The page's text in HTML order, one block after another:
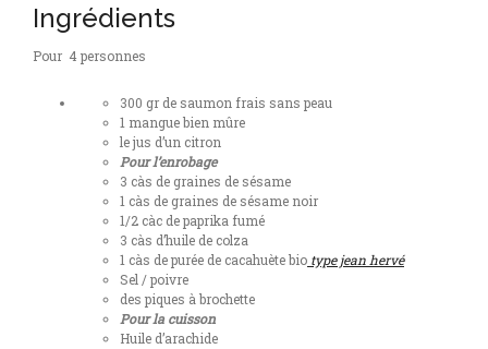
Ingrédients
Pour 4 personnes
300 gr de saumon frais sans peau
1 mangue bien mûre
le jus d’un citron
Pour l’enrobage
3 càs de graines de sésame
1 càs de graines de sésame noir
1/2 càc de paprika fumé
3 càs d’huile de colza
1 càs de purée de cacahuète bio type jean hervé
Sel / poivre
des piques à brochette
Pour la cuisson
Huile d’arachide